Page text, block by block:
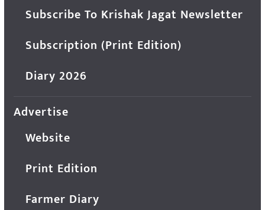
Subscribe To Krishak Jagat Newsletter
Subscription (Print Edition)
Diary 2026
Advertise
Website
Print Edition
Farmer Diary